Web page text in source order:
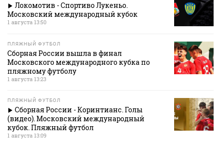
Локомотив - Спортиво Лукеньо.
Московский международный кубок
1 августа 13:50
ПЛЯЖНЫЙ ФУТБОЛ
Сборная России вышла в финал
Московского международного кубка по
пляжному футболу
1 августа 13:23
ПЛЯЖНЫЙ ФУТБОЛ
Сборная России - Коринтианс. Голы
(видео). Московский международный
кубок. Пляжный футбол
1 августа 13:09